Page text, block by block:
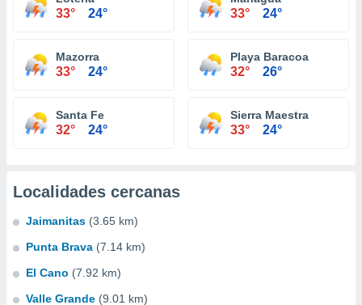
33° 24° 33° 24°
Mazorra
33° 24°
Playa Baracoa
32° 26°
Santa Fe
32° 24°
Sierra Maestra
33° 24°
Localidades cercanas
Jaimanitas (3.65 km)
Punta Brava (7.14 km)
El Cano (7.92 km)
Valle Grande (9.01 km)